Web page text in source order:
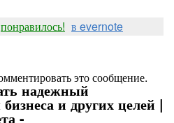
понравилось! в evernote
это сообщение.
надежный
и других целей |
-